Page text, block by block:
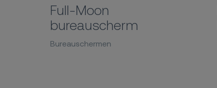
Full-Moon
bureauscherm
Bureauschermen